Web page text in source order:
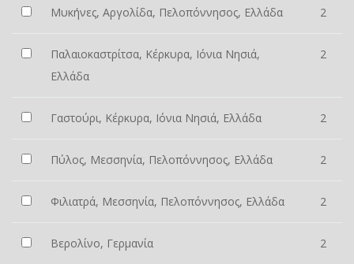
Μυκήνες, Αργολίδα, Πελοπόννησος, Ελλάδα 2
Παλαιοκαστρίτσα, Κέρκυρα, Ιόνια Νησιά,
Ελλάδα
2
Γαστούρι, Κέρκυρα, Ιόνια Νησιά, Ελλάδα 2
Πύλος, Μεσσηνία, Πελοπόννησος, Ελλάδα 2
Φιλιατρά, Μεσσηνία, Πελοπόννησος, Ελλάδα 2
Βερολίνο, Γερμανία 2